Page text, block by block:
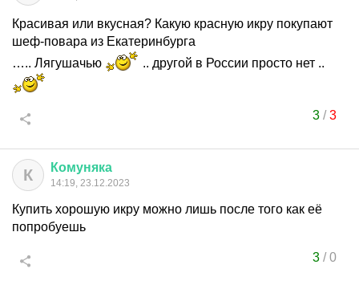
Красивая или вкусная? Какую красную икру покупают
шеф-повара из Екатеринбурга
….. Лягушачью
.. другой в России просто нет ..
3/3
К Комуняка
14:19, 23.12.2023
Купить хорошую икру можно лишь после того как её
попробуешь
3/0